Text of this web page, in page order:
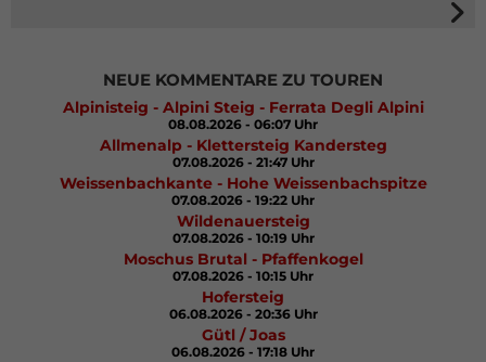
NEUE KOMMENTARE ZU TOUREN
Alpinisteig - Alpini Steig - Ferrata Degli Alpini
08.08.2026 - 06:07 Uhr
Allmenalp - Klettersteig Kandersteg
07.08.2026 - 21:47 Uhr
Weissenbachkante - Hohe Weissenbachspitze
07.08.2026 - 19:22 Uhr
Wildenauersteig
07.08.2026 - 10:19 Uhr
Moschus Brutal - Pfaffenkogel
07.08.2026 - 10:15 Uhr
Hofersteig
06.08.2026 - 20:36 Uhr
Gütl / Joas
06.08.2026 - 17:18 Uhr